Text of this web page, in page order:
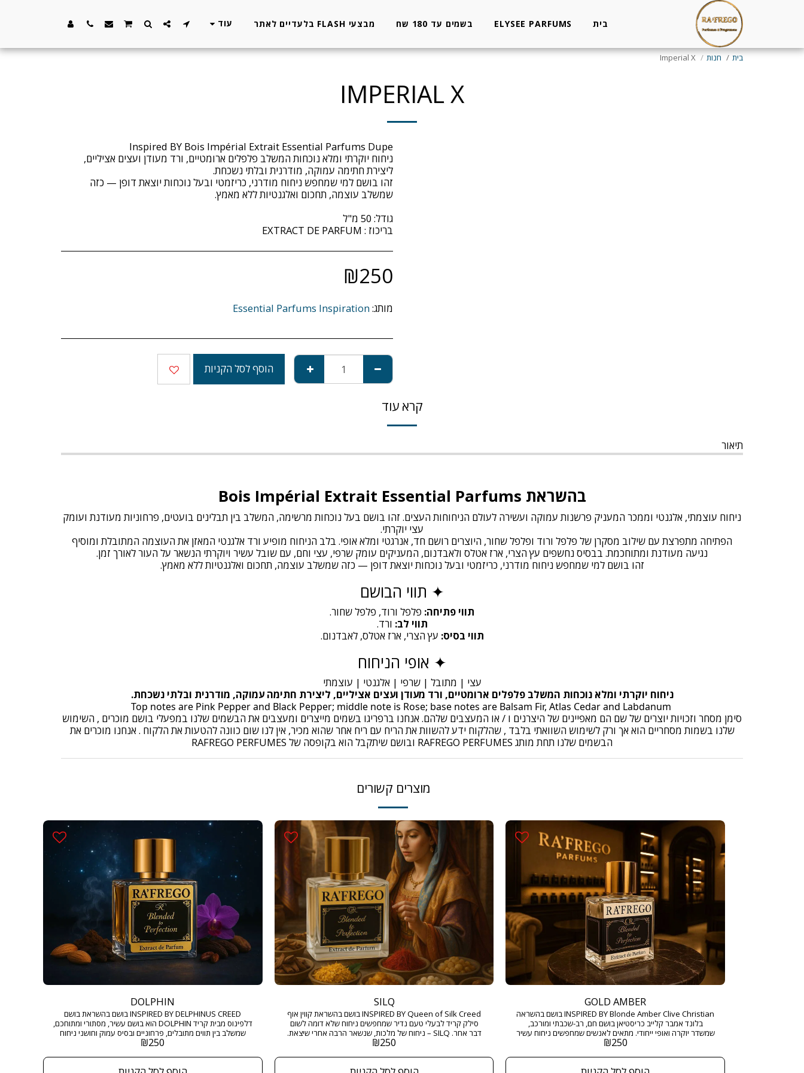
בית ELYSEE PARFUMS בשמים עד 180 שח מבצעי FLASH בלעדיים לאתר עוד
בית חנות Imperial X
IMPERIAL X
ניחוח יוקרתי ומלא נוכחות המשלב פלפלים ארומטיים, ורד מעודן ועצים אציליים,
זהו בושם למי שמחפש ניחוח מודרני, כריזמטי ובעל נוכחות יוצאת דופן — כזה
בריכוז : EXTRACT DE PARFUM
₪250
מותג:Essential Parfums Inspiration
הוסף לסל הקניות
קרא עוד
תיאור
בהשראת Bois Impérial Extrait Essential Parfums
ניחוח עוצמתי, אלגנטי וממכר המעניק פרשנות עמוקה ועשירה לעולם הניחוחות העצים. זהו בושם בעל נוכחות מרשימה, המשלב בין תבלינים בועטים, פרחוניות מעודנת ועומק
עצי יוקרתי.
הפתיחה מתפרצת עם שילוב מסקרן של פלפל ורוד ופלפל שחור, היוצרים רושם חד, אנרגטי ומלא אופי. בלב הניחוח מופיע ורד אלגנטי המאזן את העוצמה המתובלת ומוסיף
נגיעה מעודנת ומתוחכמת. בבסיס נחשפים עץ הצרי, ארז אטלס ולאבדנום, המעניקים עומק שרפי, עצי וחם, עם שובל עשיר ויוקרתי הנשאר על העור לאורך זמן.
זהו בושם למי שמחפש ניחוח מודרני, כריזמטי ובעל נוכחות יוצאת דופן — כזה שמשלב עוצמה, תחכום ואלגנטיות ללא מאמץ.
✦ תווי הבושם
תווי פתיחה: פלפל ורוד, פלפל שחור.
תווי לב: ורד.
תווי בסיס: עץ הצרי, ארז אטלס, לאבדנום.
✦ אופי הניחוח
עצי | מתובל | שרפי | אלגנטי | עוצמתי
ניחוח יוקרתי ומלא נוכחות המשלב פלפלים ארומטיים, ורד מעודן ועצים אציליים, ליצירת חתימה עמוקה, מודרנית ובלתי נשכחת.
סימן מסחר וזכויות יוצרים של שם הם מאפיינים של היצרנים ו / או המעצבים שלהם. אנחנו ברפריגו בשמים מייצרים ומעצבים את הבשמים שלנו במפעלי בושם מוכרים , השימוש
שלנו בשמות מסחריים הוא אך ורק לשימוש השוואתי בלבד , שהלקוח ידע להשוות את הריח עם ריח אחר שהוא מכיר, אין לנו שום כוונה להטעות את הלקוח . אנחנו מוכרים את
הבשמים שלנו תחת מותג RAFREGO PERFUMES ובושם שיתקבל הוא בקופסה של RAFREGO PERFUMES
מוצרים קשורים
GOLD AMBER
INSPIRED BY Blonde Amber Clive Christian בושם בהשראה
בלונד אמבר קלייב כריסטיאן בושם חם, רב-שכבתי ומורכב,
שמשדר יוקרה ואופי ייחודי. מתאים לאנשים שמחפשים ניחוח עשיר
שמתאים לאירועים מיוחדים או לערבים בלתי נשכחים. ניחוח
₪250
SILQ
INSPIRED BY Queen of Silk Creed בושם בהשראת קווין אוף
סילק קריד לבעלי טעם נדיר שמחפשים ניחוח שלא דומה לשום
דבר אחר. SILQ – ניחוח של מלכות, שנשאר הרבה אחרי שיצאת.
₪250
DOLPHIN
INSPIRED BY DELPHINUS CREED בושם בהשראת בושם
דלפינוס מבית קריד DOLPHIN הוא בושם עשיר, מסתורי ומתוחכם,
שמשלב בין תווים מתובלים, פרחוניים ובסיס עמוק וחושני ניחוח
₪250